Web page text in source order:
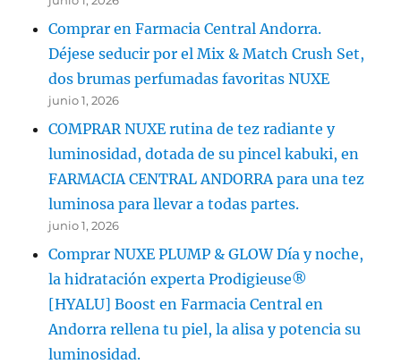
Comprar en Farmacia Central Andorra.
Déjese seducir por el Mix & Match Crush Set,
dos brumas perfumadas favoritas NUXE
junio 1, 2026
COMPRAR NUXE rutina de tez radiante y
luminosidad, dotada de su pincel kabuki, en
FARMACIA CENTRAL ANDORRA para una tez
luminosa para llevar a todas partes.
junio 1, 2026
Comprar NUXE PLUMP & GLOW Día y noche,
la hidratación experta Prodigieuse®
[HYALU] Boost en Farmacia Central en
Andorra rellena tu piel, la alisa y potencia su
luminosidad.